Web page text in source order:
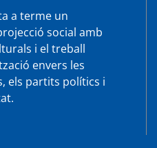
a terme un
social amb
i el treball
envers les
els partits polítics i